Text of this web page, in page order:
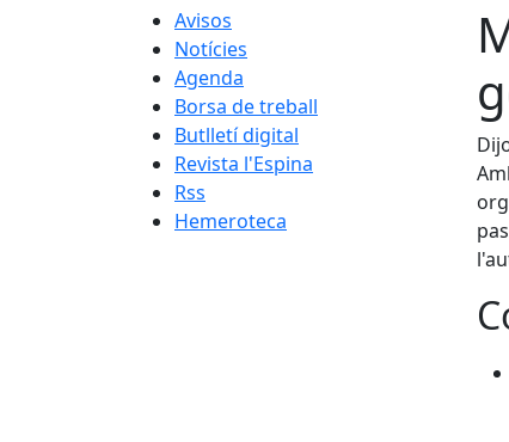
Avisos
Notícies
Agenda
Borsa de treball
Butlletí digital
Revista l'Espina
Rss
Hemeroteca